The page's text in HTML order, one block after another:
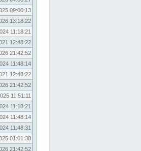
09:00:13
13:18:22
11:18:21
12:48:22
21:42:52
11:48:14
12:48:22
21:42:52
11:51:11
11:18:21
11:48:14
11:48:31
01:01:38
21:42:52